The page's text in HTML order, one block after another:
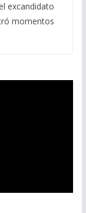
excandidato
momentos